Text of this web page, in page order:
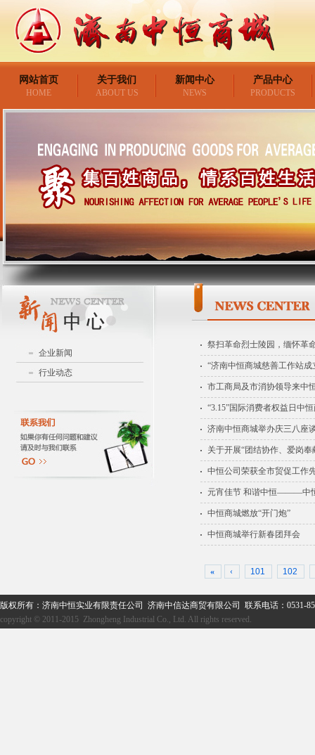
网站首页
HOME
关于我们
ABOUT US
新闻中心
NEWS
产品中心
PRODUCTS
企业新闻
行业动态
祭扫革命烈士陵园，缅怀革
“济南中恒商城慈善工作站
市工商局及市消协领导来中
“3.15”国际消费者权益日中
济南中恒商城举办庆三八座
关于开展“团结协作、爱岗
中恒公司荣获全市贸促工作
元宵佳节 和谐中恒———中
中恒商城燃放“开门炮”
中恒商城举行新春团拜会
« ‹ 101 102
版权所有：济南中恒实业有限责任公司 济南中信达商贸有限公司 联系电话：0531-
copyright © 2011-2015 Zhongheng Industrial Co., Ltd. All rights reserved.